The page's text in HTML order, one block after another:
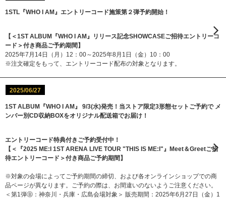
1STL『WHO I AM』エントリーコード施策第２弾予約開始！
【＜1ST ALBUM『WHO I AM』リリース記念SHOWCASEご招待エントリーコ
ード＞付き商品ご予約期間】
2025年7月14日（月）12：00～2025年8月1日（金）10：00
※注文確定をもって、エントリーコード配布の対象となります。
2025/06/27
1ST ALBUM『WHO I AM』 9/3(水)発売！当ストア限定3形態セットご予約で メ
ンバー別CD収納BOXをオリジナル配送箱でお届け！
エントリーコード特典付きご予約受付中！
【＜『2025 ME:I 1ST ARENA LIVE TOUR "THIS IS ME:I"』Meet＆Greetご招
待エントリーコード＞付き商品ご予約期間】
※対象の会場によってご予約期間の締切、および各オンラインショップでの商
品ページが異なります。ご予約の際は、お間違いのないようご注意ください。
＜第1弾Ⓑ：神奈川・兵庫・広島会場対象＞ 販売期間：2025年6月27日（金）1